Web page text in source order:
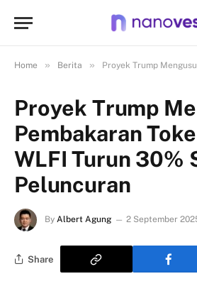
Home » Berita » Proyek Trump Mengusulkan Pembakaran
Proyek Trump
Pembakaran
WLFI Turun 30%
Peluncuran
By Albert Agung 2 September
Share